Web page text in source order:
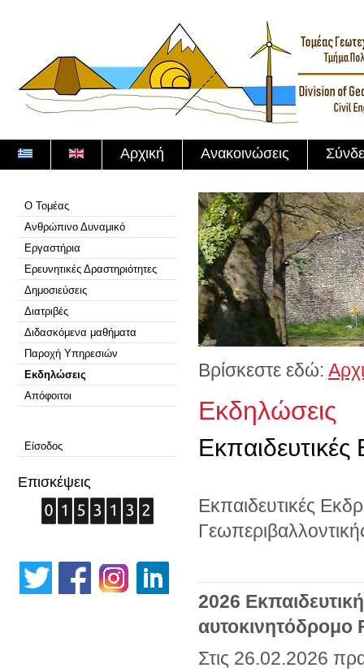
Αρχική Ανακοινώσεις
Ο Τομέας
Ανθρώπινο Δυναμικό
Εργαστήρια
Ερευνητικές Δραστηριότητες
Δημοσιεύσεις
Διατριβές
Διδασκόμενα μαθήματα
Παροχή Υπηρεσιών
Εκδηλώσεις
Απόφοιτοι
Είσοδος
Επισκέψεις
Βρίσκεστε εδώ:
Εκδηλώσεις
Εκπαιδευτικές
2026
αυτοκινητόδρομο
Στις 26.02.2026